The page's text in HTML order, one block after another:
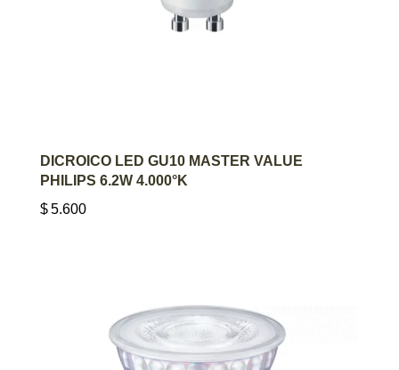
AGREGAR AL CARRITO
DICROICO LED GU10 MASTER VALUE
PHILIPS 6.2W 4.000°K
$5.600